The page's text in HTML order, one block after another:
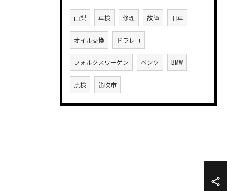
山梨 車検 修理 故障 旧車
オイル交換 ドラレコ
フォルクスワーゲン ベンツ BMW
点検 笛吹市